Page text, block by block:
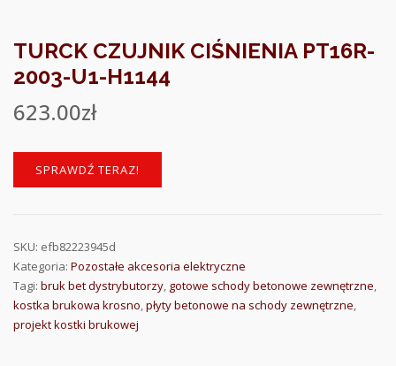
TURCK CZUJNIK CIŚNIENIA PT16R-
2003-U1-H1144
623.00zł
SPRAWDŹ TERAZ!
SKU: efb82223945d
Kategoria: Pozostałe akcesoria elektryczne
Tagi: bruk bet dystrybutorzy, gotowe schody betonowe zewnętrzne,
kostka brukowa krosno,płyty betonowe na schody zewnętrzne,
projekt kostki brukowej